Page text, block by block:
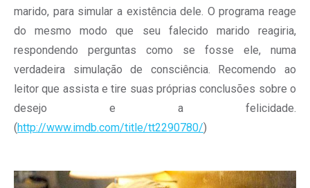
marido, para simular a existência dele. O programa reage
do mesmo modo que seu falecido marido reagiria,
respondendo perguntas como se fosse ele, numa
verdadeira simulação de consciência. Recomendo ao
leitor que assista e tire suas próprias conclusões sobre o
desejo e a felicidade.
(http://www.imdb.com/title/tt2290780/)